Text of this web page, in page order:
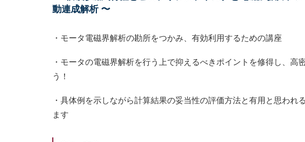
動連成解析 〜
・モータ電磁界解析の勘所をつかみ、有効利用するための講座
・モータの電磁界解析を行う上で抑えるべきポイントを修得し、高
う！
・具体例を示しながら計算結果の妥当性の評価方法と有用と思われ
ます